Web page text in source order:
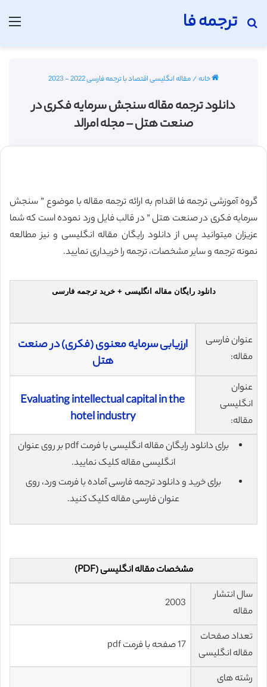
ترجمه فا
جستجو برای
خانه/مقاله انگلیسی اقتصاد با ترجمه فارسی 2022 - 2023
دانلود ترجمه مقاله سنجش سرمایه فکری در
صنعت هتل – مجله امرالد
گروه آموزشی ترجمه فا اقدام به ارائه ترجمه مقاله با موضوع ” سنجش
سرمایه فکری در صنعت هتل ” در قالب فایل ورد نموده است که شما
عزیزان میتوانید پس از دانلود رایگان مقاله انگلیسی و نیز مطالعه
نمونه ترجمه و سایر مشخصات، ترجمه را خریداری نمایید.
دانلود رایگان مقاله انگلیسی + خرید ترجمه فارسی
عنوان فارسی
مقاله:
ارزیابی سرمایه معنوی (فکری) در صنعت
هتل
عنوان
انگلیسی
مقاله:
Evaluating intellectual capital in the
hotel industry
برای دانلود رایگان مقاله انگلیسی با فرمت pdf بر روی عنوان
انگلیسی مقاله کلیک نمایید.
برای خرید و دانلود ترجمه فارسی آماده با فرمت ورد، روی
عنوان فارسی مقاله کلیک کنید.
مشخصات مقاله انگلیسی (PDF)
سال انتشار
مقاله
2003
تعداد صفحات
مقاله انگلیسی
17 صفحه با فرمت pdf
رشته های